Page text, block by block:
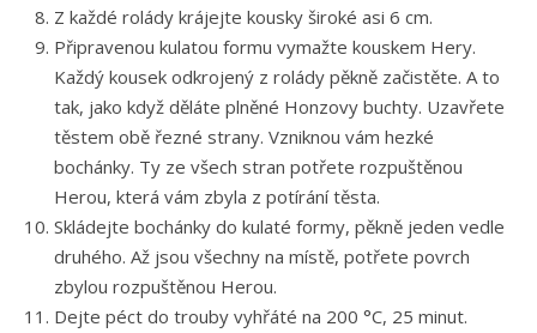
Z každé rolády krájejte kousky široké asi 6 cm.
Připravenou kulatou formu vymažte kouskem Hery.
Každý kousek odkrojený z rolády pěkně začistěte. A to
tak, jako když děláte plněné Honzovy buchty. Uzavřete
těstem obě řezné strany. Vzniknou vám hezké
bochánky. Ty ze všech stran potřete rozpuštěnou
Herou, která vám zbyla z potírání těsta.
Skládejte bochánky do kulaté formy, pěkně jeden vedle
druhého. Až jsou všechny na místě, potřete povrch
zbylou rozpuštěnou Herou.
Dejte péct do trouby vyhřáté na 200 °C, 25 minut.